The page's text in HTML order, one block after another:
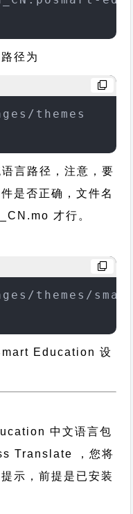
径为
themes
言路径，注意，要
是否正确，文件名
才行。
themes/
Education 设
中文语言包
Translate ，您将
示，前提是已安装